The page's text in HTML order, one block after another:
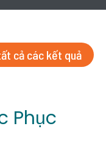
cả các kết quả
Phục